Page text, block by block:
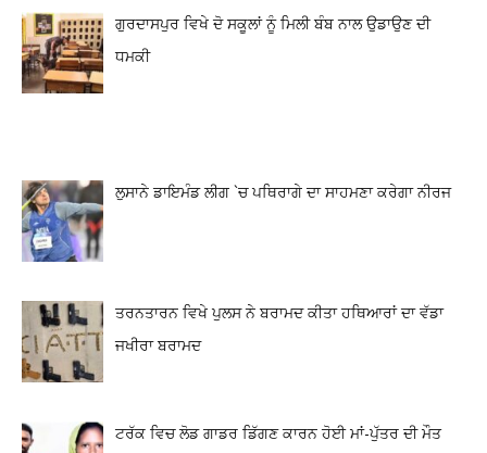
ਗੁਰਦਾਸਪੁਰ ਵਿਖੇ ਦੋ ਸਕੂਲਾਂ ਨੂੰ ਮਿਲੀ ਬੰਬ ਨਾਲ ਉਡਾਉਣ ਦੀ
ਧਮਕੀ
ਲੁਸਾਨੇ ਡਾਇਮੰਡ ਲੀਗ `ਚ ਪਥਿਰਾਗੇ ਦਾ ਸਾਹਮਣਾ ਕਰੇਗਾ ਨੀਰਜ
ਤਰਨਤਾਰਨ ਵਿਖੇ ਪੁਲਸ ਨੇ ਬਰਾਮਦ ਕੀਤਾ ਹਥਿਆਰਾਂ ਦਾ ਵੱਡਾ
ਜਖੀਰਾ ਬਰਾਮਦ
ਟਰੱਕ ਵਿਚ ਲੋਡ ਗਾਡਰ ਡਿੱਗਣ ਕਾਰਨ ਹੋਈ ਮਾਂ-ਪੁੱਤਰ ਦੀ ਮੌਤ